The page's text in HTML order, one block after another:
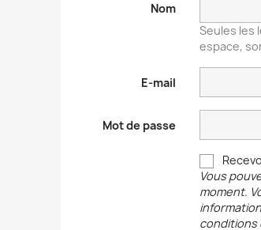
Nom
Seules les
espace,
E-mail
Mot de passe
Vous
moment.
conditions